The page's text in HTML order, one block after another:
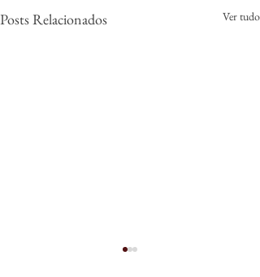
Posts Relacionados Ver tudo